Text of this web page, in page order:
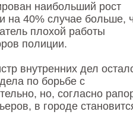
наибольший рост
на 40% случае больше,
плохой работы
полиции.
внутренних дел
по борьбе с
но, согласно
в городе